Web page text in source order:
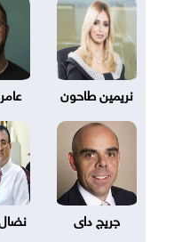
نريمين طاحون
جريج داى